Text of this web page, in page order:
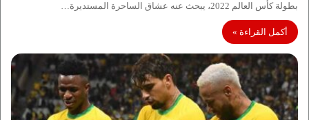
بطولة كأس العالم 2022، يبحث عنه عشاق الساحرة المستديرة…
أكمل القراءة »